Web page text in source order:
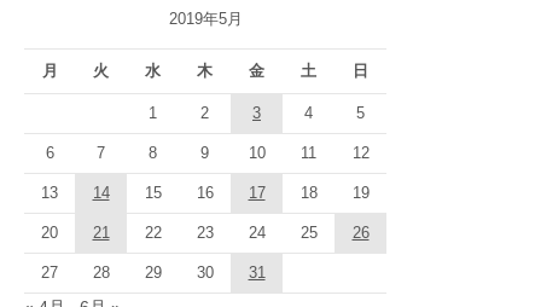
2019年5月
月 火 水 木 金 土 日
1 2 3 4 5
6 7 8 9 10 11 12
13 14 15 16 17 18 19
20 21 22 23 24 25 26
27 28 29 30 31